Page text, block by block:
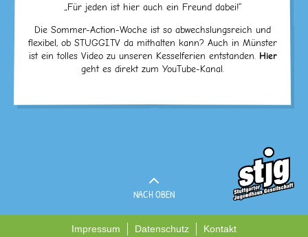
„Für jeden ist hier auch ein Freund dabei!“
Die Sommer-Action-Woche ist so abwechslungsreich und
flexibel, ob STUGGI.TV da mithalten kann? Auch in Münster
ist ein tolles Video zu unseren Kesselferien entstanden. Hier
geht es direkt zum YouTube-Kanal.
NACH OBEN
Impressum Datenschutz Kontakt